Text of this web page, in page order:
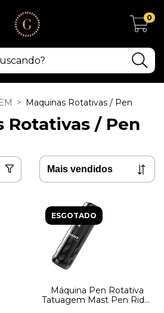
0
> Maquinas Rotativas / Pen
Rotativas / Pen
ESGOTADO
Máquina Pen Rotativa
Tatuagem Mast Pen Rider